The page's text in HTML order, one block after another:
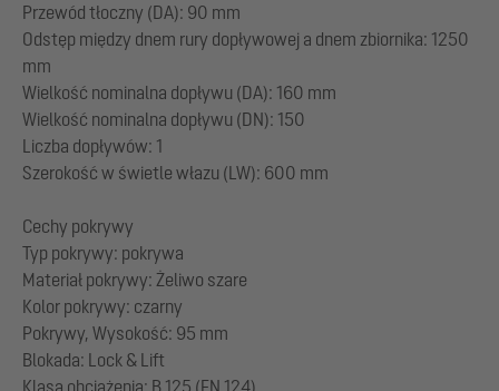
Przewód tłoczny (DA): 90 mm
Odstęp między dnem rury dopływowej a dnem zbiornika: 1250
mm
Wielkość nominalna dopływu (DA): 160 mm
Wielkość nominalna dopływu (DN): 150
Liczba dopływów: 1
Szerokość w świetle włazu (LW): 600 mm
Cechy pokrywy
Typ pokrywy: pokrywa
Materiał pokrywy: Żeliwo szare
Kolor pokrywy: czarny
Pokrywy, Wysokość: 95 mm
Blokada: Lock & Lift
Klasa obciążenia: B 125 (EN 124)